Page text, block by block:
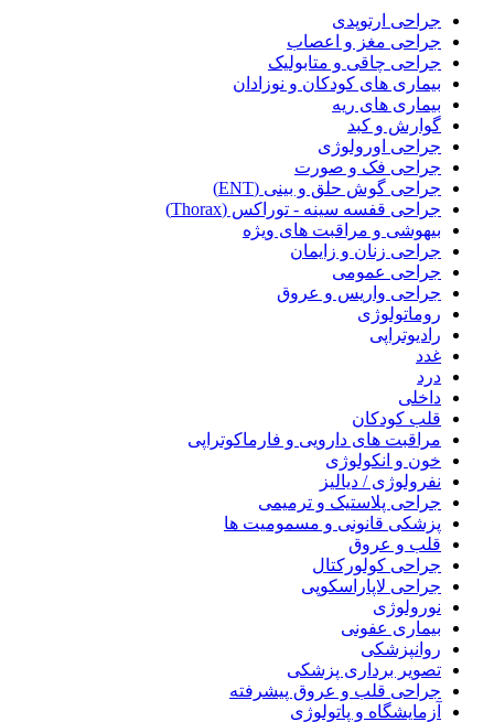
جراحی ارتوپدی
جراحی مغز و اعصاب
جراحی چاقی و متابولیک
بیماری های کودکان و نوزادان
بیماری های ریه
گوارش و کبد
جراحی اورولوژی
جراحی فک و صورت
جراحی گوش حلق و بینی (ENT)
جراحی قفسه سینه - توراکس (Thorax)
بیهوشی و مراقبت های ویژه
جراحی زنان و زایمان
جراحی عمومی
جراحی واریس و عروق
روماتولوژی
رادیوتراپی
غدد
درد
داخلی
قلب کودکان
مراقبت های دارویی و فارماکوتراپی
خون و انکولوژی
نفرولوژی / دیالیز
جراحی پلاستیک و ترمیمی
پزشکی قانونی و مسمومیت ها
قلب و عروق
جراحی کولورکتال
جراحی لاپاراسکوپی
نورولوژی
بیماری عفونی
روانپزشکی
تصویر برداری پزشکی
جراحی قلب و عروق پیشرفته
آزمایشگاه و پاتولوژی